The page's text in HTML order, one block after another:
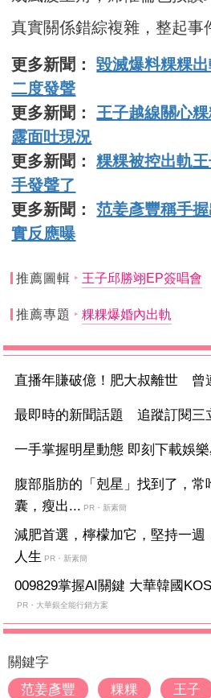
真實關係錯綜複雜，整起事
更多新聞：毀滅爆料粿粿
二度發聲
更多新聞： 王子越線關心
露面吐現況
更多新聞：粿粿被控出軌
手發聲了
更多新聞：范姜彥豐稱手
實反應曝
推薦圖輯 王子邱勝翊EP簽唱會
推薦專題 粿粿爆婚內出軌
直播年賺破億！肥大叔離世 曾
最即時的新聞話題 追蹤訂閱三
一手掌握明星動態 即刻下載娛
腹部脂肪的「剋星」找到了，常
囊，瘦出... PR・新素簡
減肥首選，檸檬加它，堅持一週
人生 PR・新素簡
009829掌握AI關鍵 大華韓國
PR・大華銀全能行銷方案
關鍵字
范姜彥豐
粿粿 王子